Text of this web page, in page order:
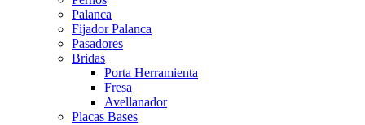
Palanca
Fijador Palanca
Pasadores
Bridas
Porta Herramienta
Fresa
Avellanador
Placas Bases